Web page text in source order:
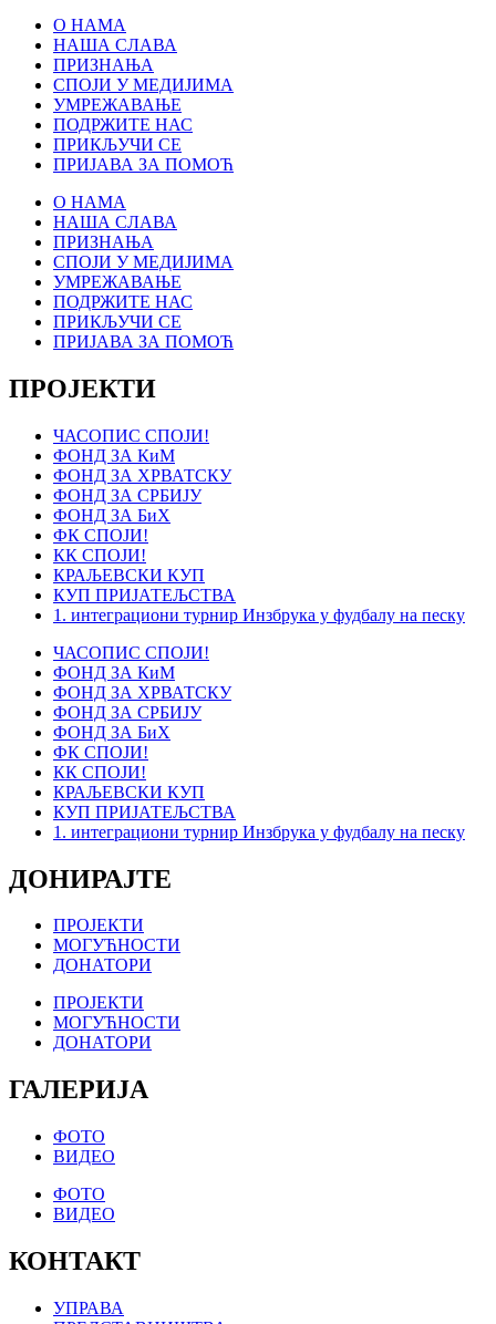
О НАМА
НАША СЛАВА
ПРИЗНАЊА
СПОЈИ У МЕДИЈИМА
УМРЕЖАВАЊЕ
ПОДРЖИТЕ НАС
ПРИКЉУЧИ СЕ
ПРИЈАВА ЗА ПОМОЋ
О НАМА
НАША СЛАВА
ПРИЗНАЊА
СПОЈИ У МЕДИЈИМА
УМРЕЖАВАЊЕ
ПОДРЖИТЕ НАС
ПРИКЉУЧИ СЕ
ПРИЈАВА ЗА ПОМОЋ
ПРОЈЕКТИ
ЧАСОПИС СПОЈИ!
ФОНД ЗА КиМ
ФОНД ЗА ХРВАТСКУ
ФОНД ЗА СРБИЈУ
ФОНД ЗА БиХ
ФК СПОЈИ!
КК СПОЈИ!
КРАЉЕВСКИ КУП
КУП ПРИЈАТЕЉСТВА
1. интеграциони турнир Инзбрука у фудбалу на песку
ЧАСОПИС СПОЈИ!
ФОНД ЗА КиМ
ФОНД ЗА ХРВАТСКУ
ФОНД ЗА СРБИЈУ
ФОНД ЗА БиХ
ФК СПОЈИ!
КК СПОЈИ!
КРАЉЕВСКИ КУП
КУП ПРИЈАТЕЉСТВА
1. интеграциони турнир Инзбрука у фудбалу на песку
ДОНИРАЈТЕ
ПРОЈЕКТИ
МОГУЋНОСТИ
ДОНАТОРИ
ПРОЈЕКТИ
МОГУЋНОСТИ
ДОНАТОРИ
ГАЛЕРИЈА
ФОТО
ВИДЕО
ФОТО
ВИДЕО
КОНТАКТ
УПРАВА